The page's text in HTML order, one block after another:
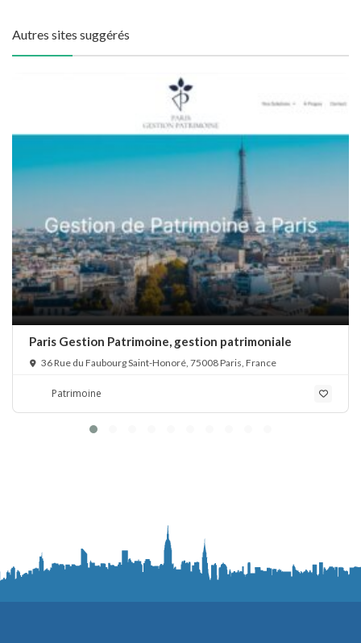
Autres sites suggérés
Paris Gestion Patrimoine, gestion patrimoniale
36 Rue du Faubourg Saint-Honoré, 75008 Paris, France
Patrimoine